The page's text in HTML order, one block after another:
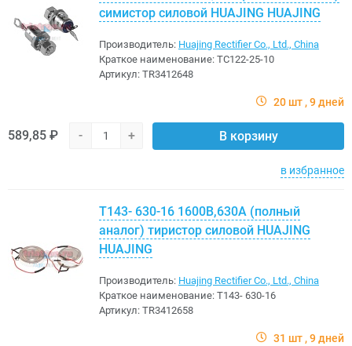
симистор силовой HUAJING HUAJING
Производитель: Huajing Rectifier Co., Ltd., China
Краткое наименование: ТС122-25-10
Артикул: TR3412648
20 шт 9 дней
589,85 ₽ - + В корзину
в избранное
Т143- 630-16 1600В,630A (полный
аналог) тиристор силовой HUAJING
HUAJING
Производитель: Huajing Rectifier Co., Ltd., China
Краткое наименование: Т143- 630-16
Артикул: TR3412658
31 шт 9 дней